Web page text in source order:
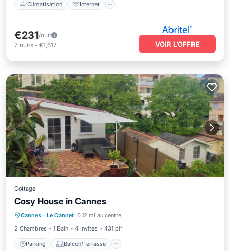
Climatisation Internet
€231/nuit
7 nuits - €1,617 VOIR L’OFFRE
Cottage
Cosy House in Cannes
Cannes · Le Cannet 0.12 mi au centre
2 Chambres
1 Bain 4 Invités 431 pi²
Parking Balcon/Terrasse
Parking Balcon/Terrasse
Climatisation